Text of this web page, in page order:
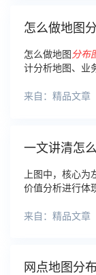
怎么做地图
怎么做地图 分布
计分析地图、业
图分布图形式。
来自：精品文章
一文讲清怎
上图中，核心为
价值分析进行体
来自：精品文章
网点地图分